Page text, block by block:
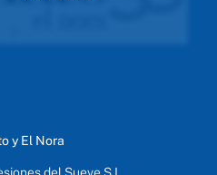
y El Nora
del Sueve S.L.